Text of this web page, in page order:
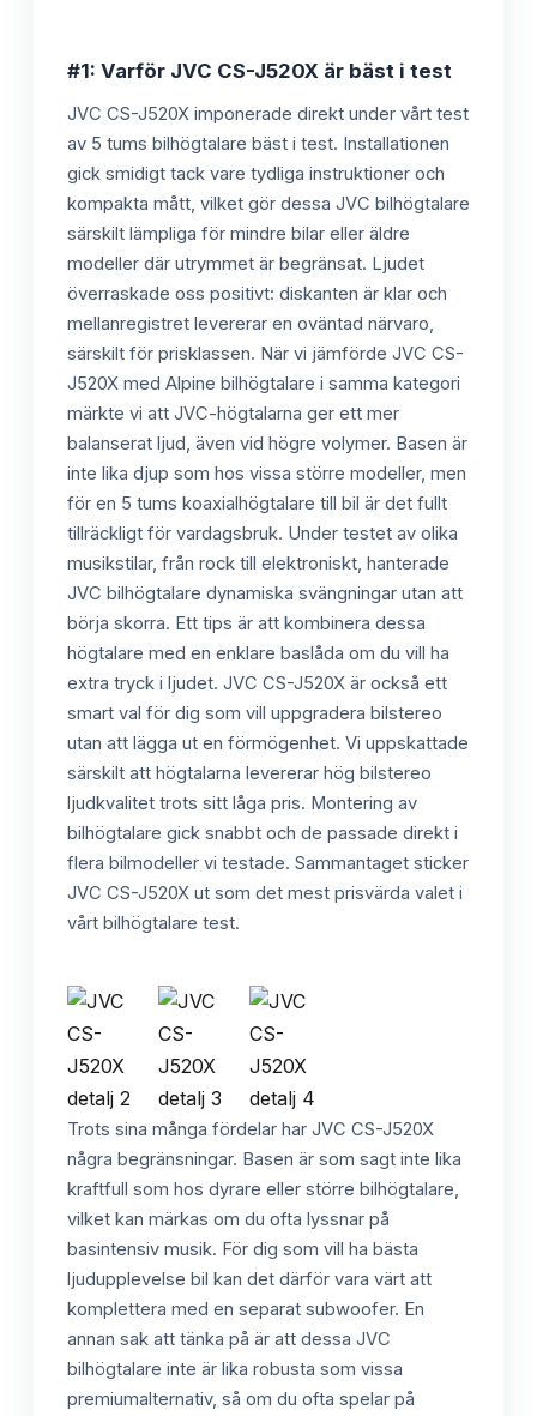
#1: Varför JVC CS-J520X är bäst i test
JVC CS-J520X imponerade direkt under vårt test
av 5 tums bilhögtalare bäst i test. Installationen
gick smidigt tack vare tydliga instruktioner och
kompakta mått, vilket gör dessa JVC bilhögtalare
särskilt lämpliga för mindre bilar eller äldre
modeller där utrymmet är begränsat. Ljudet
överraskade oss positivt: diskanten är klar och
mellanregistret levererar en oväntad närvaro,
särskilt för prisklassen. När vi jämförde JVC CS-
J520X med Alpine bilhögtalare i samma kategori
märkte vi att JVC-högtalarna ger ett mer
balanserat ljud, även vid högre volymer. Basen är
inte lika djup som hos vissa större modeller, men
för en 5 tums koaxialhögtalare till bil är det fullt
tillräckligt för vardagsbruk. Under testet av olika
musikstilar, från rock till elektroniskt, hanterade
JVC bilhögtalare dynamiska svängningar utan att
börja skorra. Ett tips är att kombinera dessa
högtalare med en enklare baslåda om du vill ha
extra tryck i ljudet. JVC CS-J520X är också ett
smart val för dig som vill uppgradera bilstereo
utan att lägga ut en förmögenhet. Vi uppskattade
särskilt att högtalarna levererar hög bilstereo
ljudkvalitet trots sitt låga pris. Montering av
bilhögtalare gick snabbt och de passade direkt i
flera bilmodeller vi testade. Sammantaget sticker
JVC CS-J520X ut som det mest prisvärda valet i
vårt bilhögtalare test.
Trots sina många fördelar har JVC CS-J520X
några begränsningar. Basen är som sagt inte lika
kraftfull som hos dyrare eller större bilhögtalare,
vilket kan märkas om du ofta lyssnar på
basintensiv musik. För dig som vill ha bästa
ljudupplevelse bil kan det därför vara värt att
komplettera med en separat subwoofer. En
annan sak att tänka på är att dessa JVC
bilhögtalare inte är lika robusta som vissa
premiumalternativ, så om du ofta spelar på